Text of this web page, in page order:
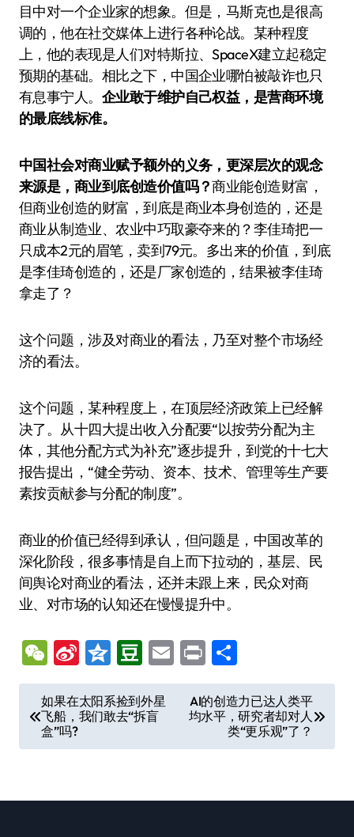
目中对一个企业家的想象。但是，马斯克也是很高
调的，他在社交媒体上进行各种论战。某种程度
上，他的表现是人们对特斯拉、SpaceX建立起稳定
预期的基础。相比之下，中国企业哪怕被敲诈也只
有息事宁人。 企业敢于维护自己权益，是营商环境
的最底线标准。
中国社会对商业赋予额外的义务，更深层次的观念
来源是，商业到底创造价值吗？商业能创造财富，
但商业创造的财富，到底是商业本身创造的，还是
商业从制造业、农业中巧取豪夺来的？李佳琦把一
只成本2元的眉笔，卖到79元。多出来的价值，到底
是李佳琦创造的，还是厂家创造的，结果被李佳琦
拿走了？
这个问题，涉及对商业的看法，乃至对整个市场经
济的看法。
这个问题，某种程度上，在顶层经济政策上已经解
决了。从十四大提出收入分配要“以按劳分配为主
体，其他分配方式为补充”逐步提升，到党的十七大
报告提出，“健全劳动、资本、技术、管理等生产要
素按贡献参与分配的制度”。
商业的价值已经得到承认，但问题是，中国改革的
深化阶段，很多事情是自上而下拉动的，基层、民
间舆论对商业的看法，还并未跟上来，民众对商
业、对市场的认知还在慢慢提升中。
WeChat
Sina
Weibo
QzoneDouban
Email
Print
享
章
导
如果在太阳系捡到外星
飞船，我们敢去“拆盲
盒”吗?
AI的创造力已达人类平
均水平，研究者却对人
类“更乐观”了？